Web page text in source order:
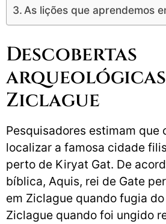
As lições que aprendemos
Descobertas
arqueológicas
Ziclague
Pesquisadores estimam que
localizar a famosa cidade
perto de Kiryat Gat. De
bíblica, Aquis, rei de Gate
em Ziclague quando fugia do
Ziclague quando foi ungido